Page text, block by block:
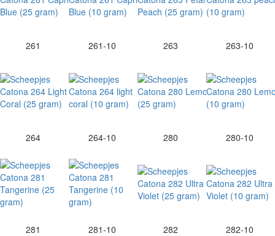
261 261-10 263 263-10
264 264-10 280 280-10
281 281-10 282 282-10